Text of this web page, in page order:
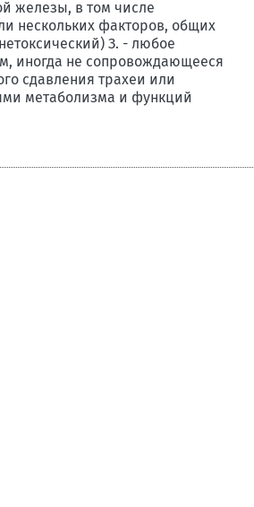
железы, в том числе
нескольких факторов, общих
З. - любое
иногда не сопровождающееся
сдавления трахеи или
метаболизма и функций